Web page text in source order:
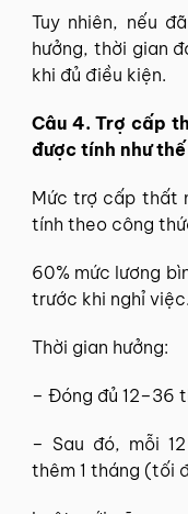
Tuy nhiên, nếu
hưởng, thời gian
khi đủ điều kiện.
Câu 4. Trợ cấp
được tính như
Mức trợ cấp thất
tính theo công
60% mức lương
trước khi nghỉ việc.
Thời gian hưởng:
– Đóng đủ 12–36
– Sau đó, mỗi
thêm 1 tháng (tối